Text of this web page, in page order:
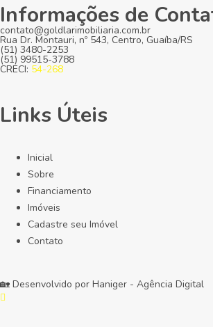
Informações de
contato@goldlarimobiliaria.com.br
Rua Dr. Montauri, nº 543, Centro, Guaíba/RS
(51) 3480-2253
(51) 99515-3788
CRECI: 54-268
Links Úteis
Inicial
Sobre
Financiamento
Imóveis
Cadastre seu Imóvel
Contato
🏡 Desenvolvido por Haniger - Agência Digital